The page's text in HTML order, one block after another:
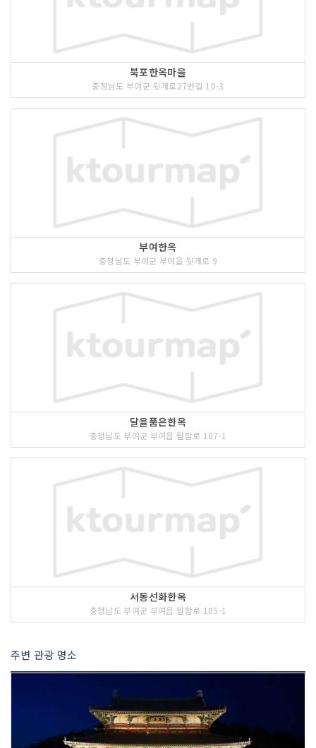
북포한옥마을
충청남도 부여군 뒷개로27번길 10-3
부여한옥
충청남도 부여군 부여읍 뒷개로 9
달을품은한옥
충청남도 부여군 부여읍 월함로 107-1
서동선화한옥
충청남도 부여군 부여읍 월함로 105-1
주변 관광 명소